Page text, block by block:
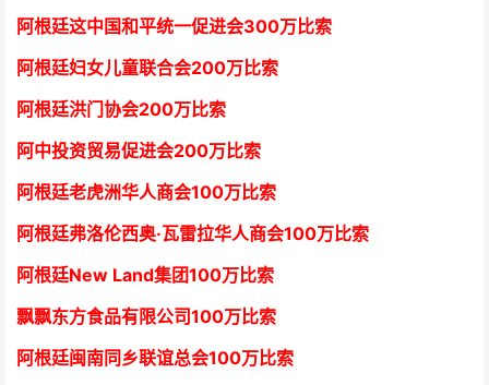
阿根廷这中国和平统一促进会300万比索
阿根廷妇女儿童联合会200万比索
阿根廷洪门协会200万比索
阿中投资贸易促进会200万比索
阿根廷老虎洲华人商会100万比索
阿根廷弗洛伦西奥·瓦雷拉华人商会100万比索
阿根廷New Land集团100万比索
飘飘东方食品有限公司100万比索
阿根廷闽南同乡联谊总会100万比索